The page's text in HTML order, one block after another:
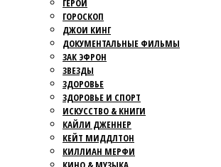
ГОРОСКОП
ДЖОИ КИНГ
ДОКУМЕНТАЛЬНЫЕ ФИЛЬМЫ
ЗАК ЭФРОН
ЗВЕЗДЫ
ЗДОРОВЬЕ
ЗДОРОВЬЕ И СПОРТ
ИСКУССТВО & КНИГИ
КАЙЛИ ДЖЕННЕР
КЕЙТ МИДДЛТОН
КИЛЛИАН МЕРФИ